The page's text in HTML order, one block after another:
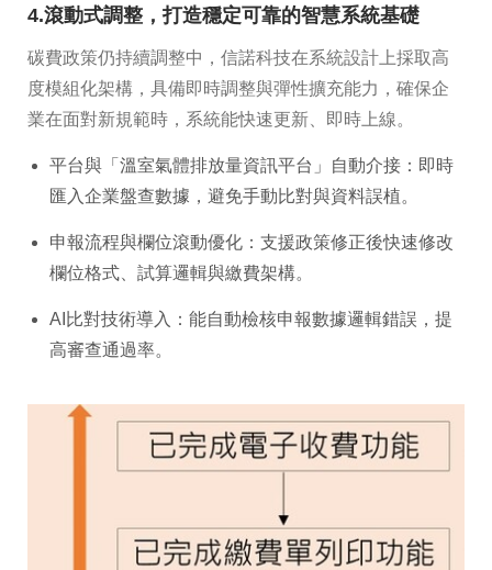
4.滾動式調整，打造穩定可靠的智慧系統基礎
碳費政策仍持續調整中，信諾科技在系統設計上採取高
度模組化架構，具備即時調整與彈性擴充能力，確保企
業在面對新規範時，系統能快速更新、即時上線。
平台與「溫室氣體排放量資訊平台」自動介接：即時
匯入企業盤查數據，避免手動比對與資料誤植。
申報流程與欄位滾動優化：支援政策修正後快速修改
欄位格式、試算邏輯與繳費架構。
AI比對技術導入：能自動檢核申報數據邏輯錯誤，提
高審查通過率。